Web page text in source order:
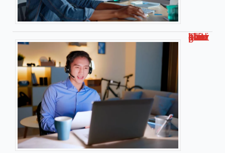
Travailler chez soi pour kiabi : le guide complet !